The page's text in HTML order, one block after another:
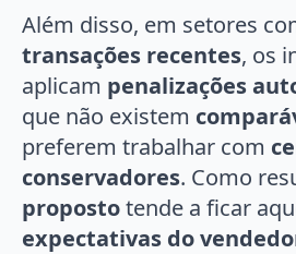
Além disso, em setores
transações recentes, os
aplicam penalizações
que não existem
preferem trabalhar com
conservadores. Como
propostotende a ficar
expectativas do